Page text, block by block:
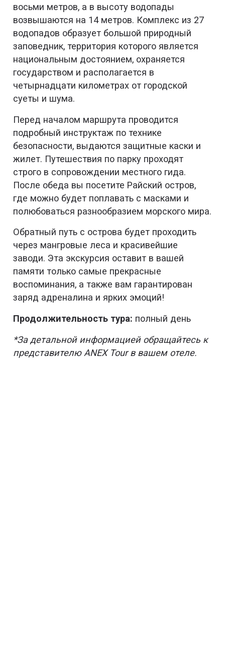
восьми метров, а в высоту водопады
возвышаются на 14 метров. Комплекс из 27
водопадов образует большой природный
заповедник, территория которого является
национальным достоянием, охраняется
государством и располагается в
четырнадцати километрах от городской
суеты и шума.
Перед началом маршрута проводится
подробный инструктаж по технике
безопасности, выдаются защитные каски и
жилет. Путешествия по парку проходят
строго в сопровождении местного гида.
После обеда вы посетите Райский остров,
где можно будет поплавать с масками и
полюбоваться разнообразием морского мира.
Обратный путь с острова будет проходить
через мангровые леса и красивейшие
заводи. Эта экскурсия оставит в вашей
памяти только самые прекрасные
воспоминания, а также вам гарантирован
заряд адреналина и ярких эмоций!
Продолжительность тура: полный день
*За детальной информацией обращайтесь к
представителю ANEX Tour в вашем отеле.